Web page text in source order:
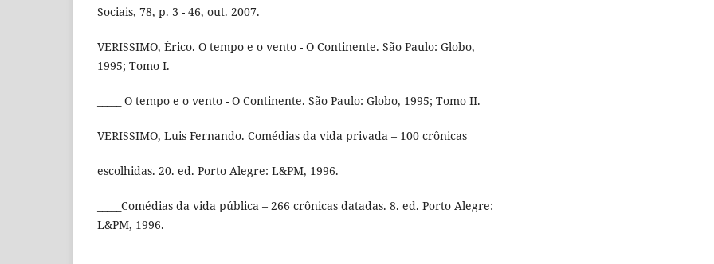
Sociais, 78, p. 3 - 46, out. 2007.
VERISSIMO, Érico. O tempo e o vento - O Continente. São Paulo: Globo,
1995; Tomo I.
_____ O tempo e o vento - O Continente. São Paulo: Globo, 1995; Tomo II.
VERISSIMO, Luis Fernando. Comédias da vida privada – 100 crônicas
escolhidas. 20. ed. Porto Alegre: L&PM, 1996.
_____Comédias da vida pública – 266 crônicas datadas. 8. ed. Porto Alegre:
L&PM, 1996.